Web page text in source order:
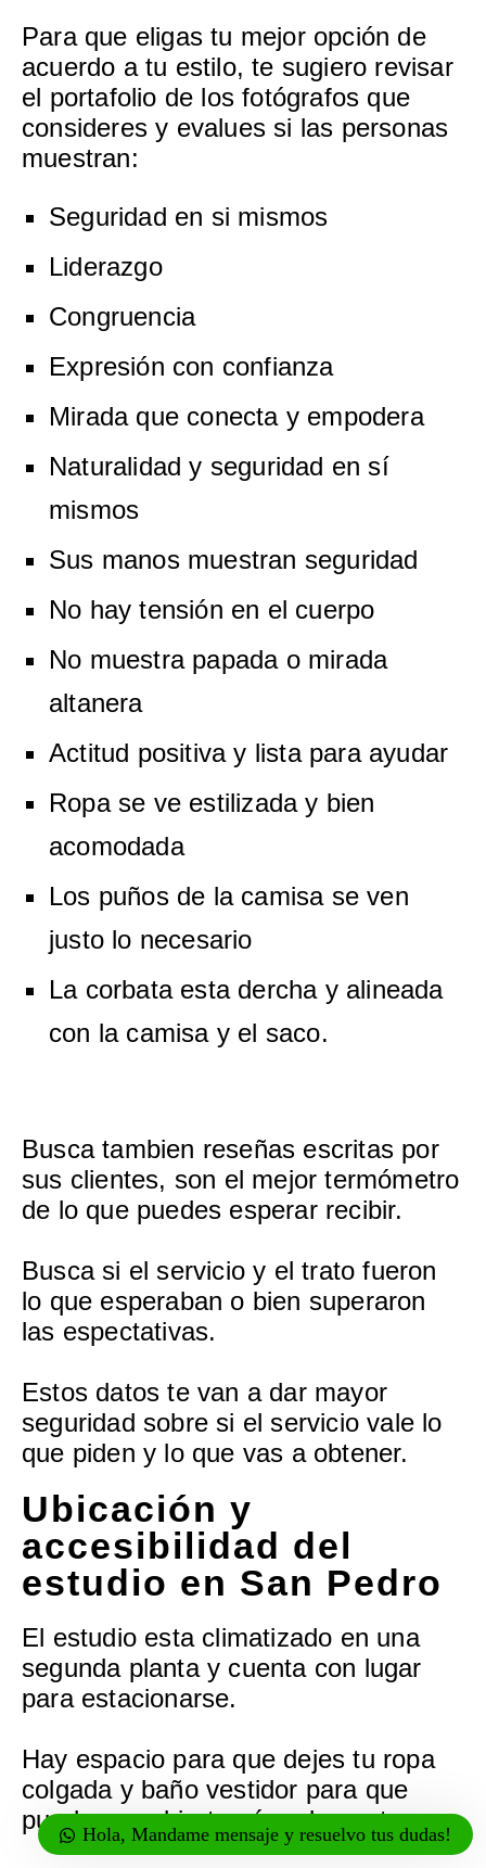
Para que eligas tu mejor opción de
acuerdo a tu estilo, te sugiero revisar
el portafolio de los fotógrafos que
consideres y evalues si las personas
muestran:
Seguridad en si mismos
Liderazgo
Congruencia
Expresión con confianza
Mirada que conecta y empodera
Naturalidad y seguridad en sí
mismos
Sus manos muestran seguridad
No hay tensión en el cuerpo
No muestra papada o mirada
altanera
Actitud positiva y lista para ayudar
Ropa se ve estilizada y bien
acomodada
Los puños de la camisa se ven
justo lo necesario
La corbata esta dercha y alineada
con la camisa y el saco.
Busca tambien reseñas escritas por
sus clientes, son el mejor termómetro
de lo que puedes esperar recibir.
Busca si el servicio y el trato fueron
lo que esperaban o bien superaron
las espectativas.
Estos datos te van a dar mayor
seguridad sobre si el servicio vale lo
que piden y lo que vas a obtener.
Ubicación y
accesibilidad del
estudio en San Pedro
El estudio esta climatizado en una
segunda planta y cuenta con lugar
para estacionarse.
Hay espacio para que dejes tu ropa
colgada y baño vestidor para que
puedas cambiarte cómodamente.
Hola, Mandame mensaje y resuelvo tus dudas!